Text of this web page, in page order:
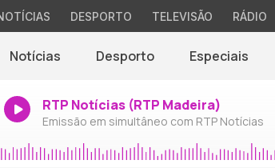
DESPORTO TELEVISÃO RÁDIO
Notícias Desporto Especiais
RTP Notícias (RTP Madeira)
Emissão em simultâneo com RTP Notícias